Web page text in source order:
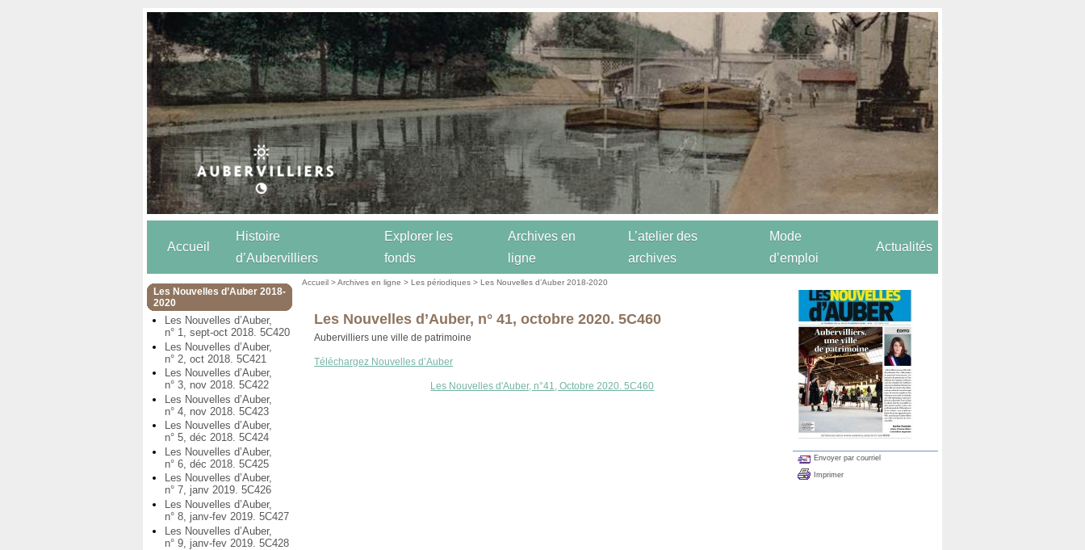
Accueil
Histoire
d’Aubervilliers
Explorer les
fonds
Archives en
ligne
L’atelier des
archives
Mode
d’emploi
Actualités
Les Nouvelles d’Auber 2018-
2020
Les Nouvelles d’Auber,
n° 1, sept-oct 2018. 5C420
Les Nouvelles d’Auber,
n° 2, oct 2018. 5C421
Les Nouvelles d’Auber,
n° 3, nov 2018. 5C422
Les Nouvelles d’Auber,
n° 4, nov 2018. 5C423
Les Nouvelles d’Auber,
n° 5, déc 2018. 5C424
Les Nouvelles d’Auber,
n° 6, déc 2018. 5C425
Les Nouvelles d’Auber,
n° 7, janv 2019. 5C426
Les Nouvelles d’Auber,
n° 8, janv-fev 2019. 5C427
Les Nouvelles d’Auber,
n° 9, janv-fev 2019. 5C428
Accueil >Archives en ligne >Les périodiques >Les Nouvelles d’Auber 2018-2020
Les Nouvelles d’Auber, n° 41, octobre 2020. 5C460
Aubervilliers une ville de patrimoine
Téléchargez Nouvelles d’Auber
Les Nouvelles d'Auber, n°41, Octobre 2020. 5C460
Envoyer par courriel
Imprimer